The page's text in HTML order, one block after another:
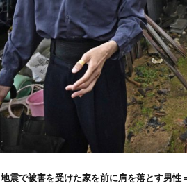
地震で被害を受けた家を前に肩を落とす男性